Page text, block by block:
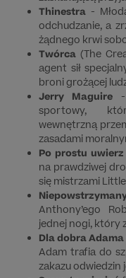
Thinestra -
odchudzanie, a
żądnego krwi
Twórca (The
agent sił
broni grożącej
Jerry Maguire
sportowy,
wewnętrzną
zasadami
Po prostu uwierz
na prawdziwej
się mistrzami
Anthony’ego
jednej nogi, który
Dla dobra Adama
Adam trafia do
zakazu odwiedzin